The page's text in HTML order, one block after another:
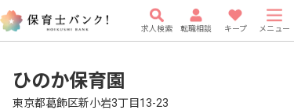
求人検索 転職相談 キープ メニュー
ひのか保育園
東京都葛飾区新小岩3丁目13-23